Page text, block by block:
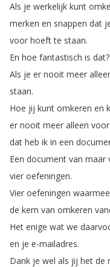
Als je werkelijk kunt
merken en snappen dat
voor hoeft te staan.
En hoe fantastisch is dat?
Als je er nooit meer
staan.
Hoe jij kunt omkeren en
er nooit meer alleen voor
dat heb ik in een
Een document van maar
vier oefeningen.
Vier oefeningen waarmee
de kern van omkeren
Het enige wat we
en je e-mailadres.
Dank je wel als jij het de